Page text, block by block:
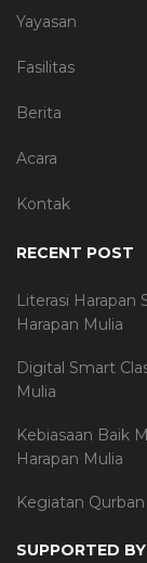
Yayasan
Fasilitas
Berita
Acara
Kontak
RECENT POST
Literasi Harapan
Harapan Mulia
Digital Smart
Mulia
Kebiasaan Baik
Harapan Mulia
Kegiatan
SUPPORTED BY